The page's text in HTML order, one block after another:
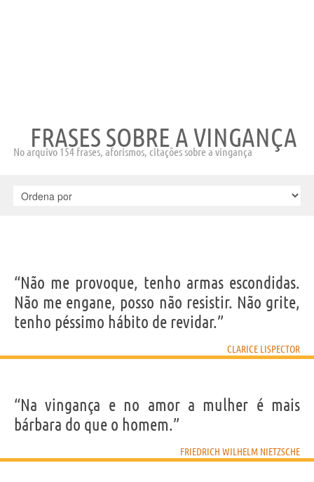
FRASES SOBRE A VINGANÇA
No arquivo 154 frases, aforismos, citações sobre a vingança
“Não me provoque, tenho armas escondidas.
Não me engane, posso não resistir. Não grite,
tenho péssimo hábito de revidar.”
CLARICE LISPECTOR
“Na vingança e no amor a mulher é mais
bárbara do que o homem.”
FRIEDRICH WILHELM NIETZSCHE